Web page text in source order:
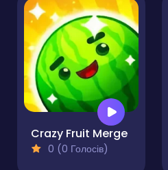
Crazy Fruit Merge
0 (0 Голосів)